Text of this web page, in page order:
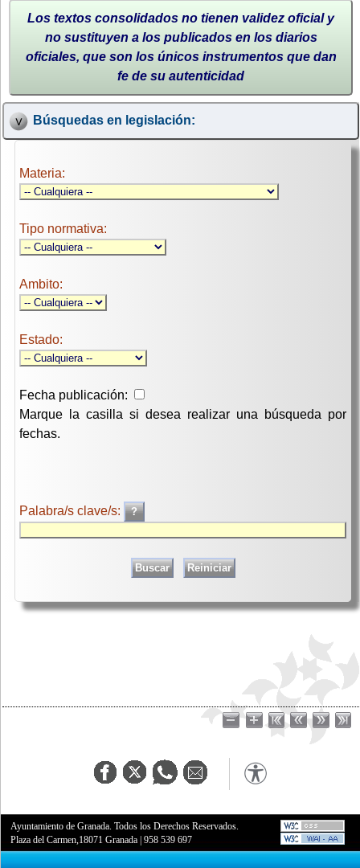
Los textos consolidados no tienen validez oficial y
no sustituyen a los publicados en los diarios
oficiales, que son los únicos instrumentos que dan
fe de su autenticidad
Búsquedas en legislación:
Materia:
Tipo normativa:
Ambito:
Estado:
Fecha publicación:
Marque la casilla si desea realizar una búsqueda por
fechas.
Palabra/s clave/s:
Ayuntamiento de Granada. Todos los Derechos Reservados.
Plaza del Carmen,18071 Granada |958 539 697